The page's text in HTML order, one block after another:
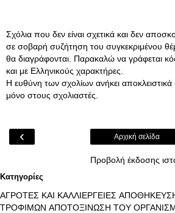
Σχόλια που δεν είναι σχετικά και δεν
σε σοβαρή συζήτηση του συγκεκριμένου
θα διαγράφονται. Παρακαλώ να γράφεται
και με Ελληνικούς χαρακτήρες.
Η ευθύνη των σχολίων ανήκει αποκλειστικά
μόνο στους σχολιαστές.
‹ Αρχική σελίδα
Προβολή έκδοσης
Κατηγορίες
ΑΓΡΟΤΕΣ ΚΑΙ ΚΑΛΛΙΕΡΓΕΙΕΣ
ΤΡΟΦΙΜΩΝ ΑΠΟΤΟΞΙΝΩΣΗ ΤΟΥ